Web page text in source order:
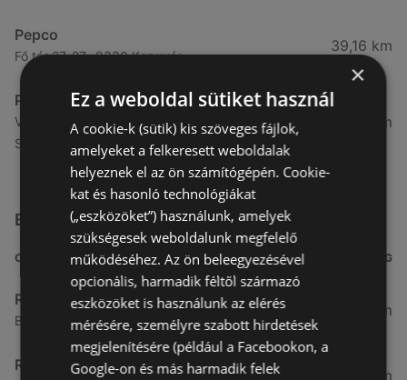
Pepco
Fő tér 27. 27., 9330 Kapuvár
39,16 km
Pepco
Viktória u. 2., Szombathely Center 2, 9700
Szombathely
49,04 km
Egyéb Más üzletek a közelben
CÍM TÁVOLSÁG
Rothenberger
Bánfalvi u. 4 / f, 9400 Sopron
3,85 km
Rothenberger
3,9 km
×
Ez a weboldal sütiket használ
A cookie-k (sütik) kis szöveges fájlok,
amelyeket a felkeresett weboldalak
helyeznek el az ön számítógépén. Cookie-
kat és hasonló technológiákat
(„eszközöket”) használunk, amelyek
szükségesek weboldalunk megfelelő
működéséhez. Az ön beleegyezésével
opcionális, harmadik féltől származó
eszközöket is használunk az elérés
mérésére, személyre szabott hirdetések
megjelenítésére (például a Facebookon, a
Google-on és más harmadik felek